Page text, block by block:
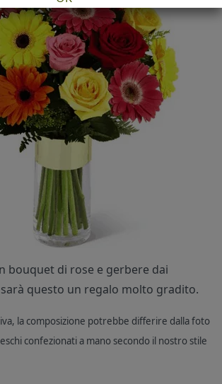
bouquet di rose e gerbere dai
questo un regalo molto gradito.
la composizione potrebbe differire dalla foto
confezionati a mano secondo il nostro stile